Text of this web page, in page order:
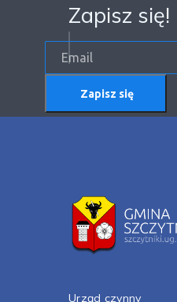
Zapisz się!
Zapisz się
Urząd czynny